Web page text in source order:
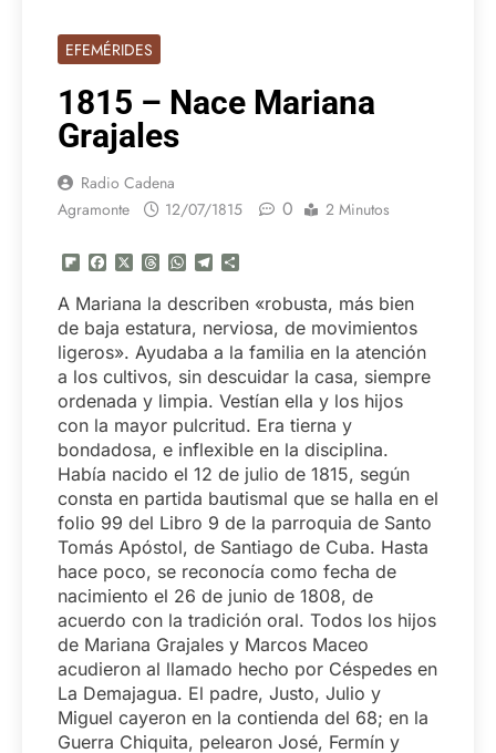
EFEMÉRIDES
1815 – Nace Mariana
Grajales
Radio Cadena
Agramonte
12/07/1815 0 2 Minutos
Flipboard
FacebookThreadsWhatsApp
Telegram
A Mariana la describen «robusta, más bien
de baja estatura, nerviosa, de movimientos
ligeros». Ayudaba a la familia en la atención
a los cultivos, sin descuidar la casa, siempre
ordenada y limpia. Vestían ella y los hijos
con la mayor pulcritud. Era tierna y
bondadosa, e inflexible en la disciplina.
Había nacido el 12 de julio de 1815, según
consta en partida bautismal que se halla en el
folio 99 del Libro 9 de la parroquia de Santo
Tomás Apóstol, de Santiago de Cuba. Hasta
hace poco, se reconocía como fecha de
nacimiento el 26 de junio de 1808, de
acuerdo con la tradición oral. Todos los hijos
de Mariana Grajales y Marcos Maceo
acudieron al llamado hecho por Céspedes en
La Demajagua. El padre, Justo, Julio y
Miguel cayeron en la contienda del 68; en la
Guerra Chiquita, pelearon José, Fermín y